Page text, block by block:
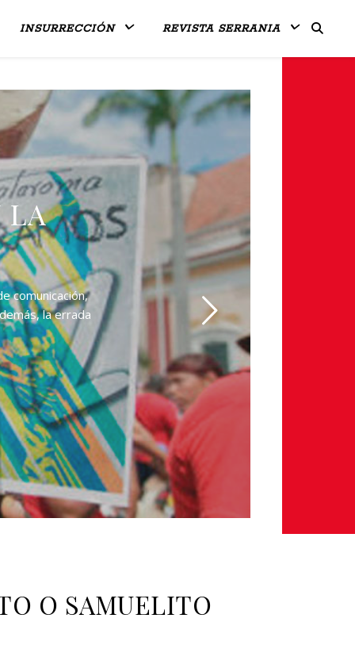
INSURRECCIÓN REVISTA SERRANIA
LA
comunicación,
la errada
O SAMUELITO